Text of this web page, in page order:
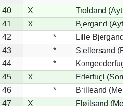
40
X Troldand
41
X Bjergand
42
*
Lille
43
*
Stellersand
44
*
45
X Ederfugl
46
*
Brilleand
47
X Fløjlsand